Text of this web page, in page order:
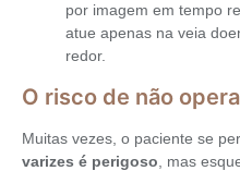
por imagem em tempo
atue apenas na veia
redor.
O risco de não
Muitas vezes, o paciente se
varizes é perigoso , mas